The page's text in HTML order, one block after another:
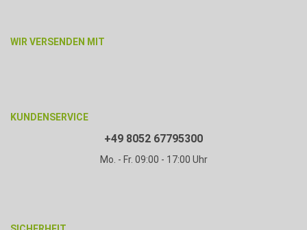
WIR VERSENDEN MIT
KUNDENSERVICE
+49 8052 67795300
Mo. - Fr. 09:00 - 17:00 Uhr